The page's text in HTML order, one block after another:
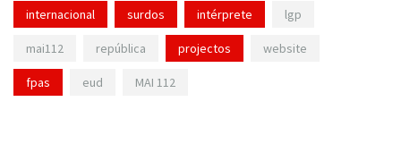
internacional surdos intérprete lgp
mai112 república projectos website
fpas eud MAI 112